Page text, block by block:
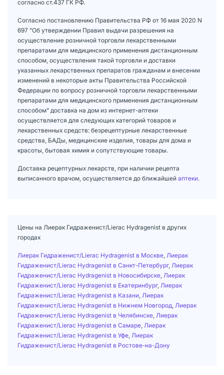
согласно ст.437 ГК РФ.
Согласно постановлению Правительства РФ от 16 мая 2020 N
697 "Об утверждении Правил выдачи разрешения на
осуществление розничной торговли лекарственными
препаратами для медицинского применения дистанционным
способом, осуществления такой торговли и доставки
указанных лекарственных препаратов гражданам и внесении
изменений в некоторые акты Правительства Российской
Федерации по вопросу розничной торговли лекарственными
препаратами для медицинского применения дистанционным
способом" доставка на дом из интернет-аптеки
осуществляется для следующих категорий товаров и
лекарственных средств: безрецептурные лекарственные
средства, БАДы, медицинские изделия, товары для дома и
красоты, бытовая химия и сопутствующие товары.
Доставка рецептурных лекарств, при наличии рецепта
выписанного врачом, осуществляется до ближайшей аптеки.
Цены на Лиерак Гидраженист/Lierac Hydragenist в других
городах
Лиерак Гидраженист/Lierac Hydragenist в Москве Лиерак
Гидраженист/Lierac Hydragenist в Санкт-Петербург, Лиерак
Гидраженист/Lierac Hydragenist в Новосибирске Лиерак
Гидраженист/Lierac Hydragenist в Екатеринбург, Лиерак
Гидраженист/Lierac Hydragenist в Казани Лиерак
Гидраженист/Lierac Hydragenist в Нижнем Новгород Лиерак
Гидраженист/Lierac Hydragenist в Челябинске Лиерак
Гидраженист/Lierac Hydragenist в Самаре Лиерак
Гидраженист/Lierac Hydragenist в Уфе Лиерак
Гидраженист/Lierac Hydragenist в Ростове-на-Дону